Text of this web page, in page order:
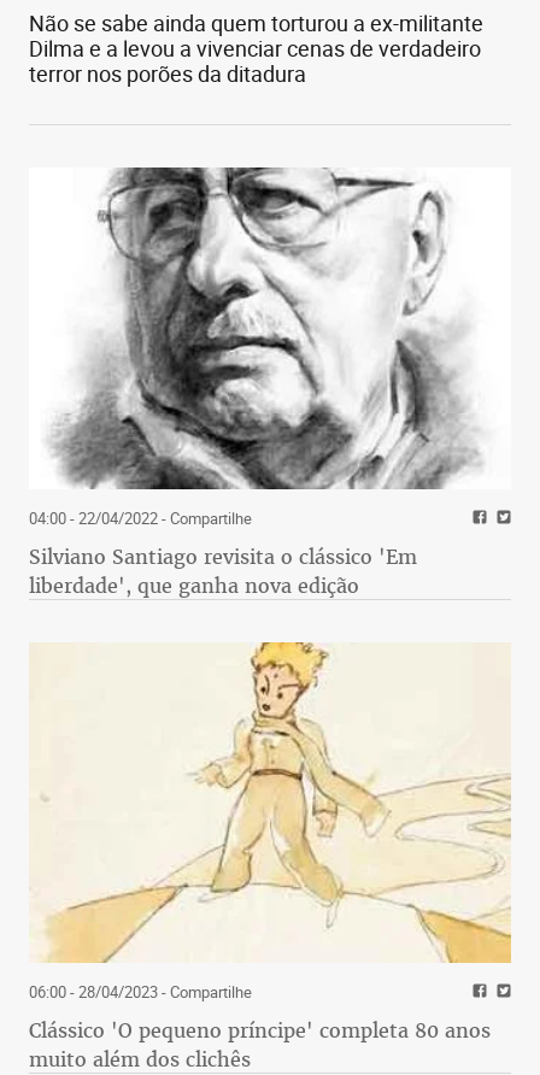
Não se sabe ainda quem torturou a ex-militante
Dilma e a levou a vivenciar cenas de verdadeiro
terror nos porões da ditadura
04:00 - 22/04/2022- Compartilhe
Silviano Santiago revisita o clássico 'Em
liberdade', que ganha nova edição
06:00 - 28/04/2023- Compartilhe
Clássico 'O pequeno príncipe' completa 80 anos
muito além dos clichês